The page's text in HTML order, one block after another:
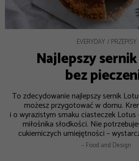
EVERYDAY PRZEPISY
Najlepszy
bez
To zdecydowanie najlepszy sernik
możesz przygotować w domu.
i o wyrazistym smaku ciasteczek Lotus
miłośnika słodkości. Nie
cukierniczych umiejętności –
– Food and Design